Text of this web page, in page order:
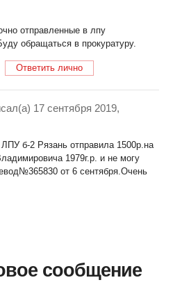
отправленные в лпу
обращаться в прокуратуру.
Ответить лично
17 сентября 2019,
б-2 Рязань отправила 1500р.на
1979г.р. и не могу
от 6 сентября.Очень
сообщение